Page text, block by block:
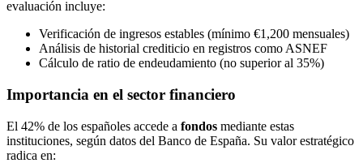
evaluación incluye:
Verificación de ingresos estables (mínimo €1,200 mensuales)
Análisis de historial crediticio en registros como ASNEF
Cálculo de ratio de endeudamiento (no superior al 35%)
Importancia en el sector financiero
El 42% de los españoles accede a fondos mediante estas
instituciones, según datos del Banco de España. Su valor estratégico
radica en: